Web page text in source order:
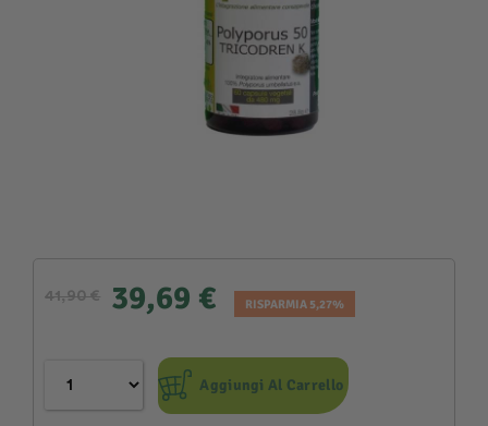
41,90 € 39,69 € RISPARMIA 5,27%
Aggiungi Al Carrello